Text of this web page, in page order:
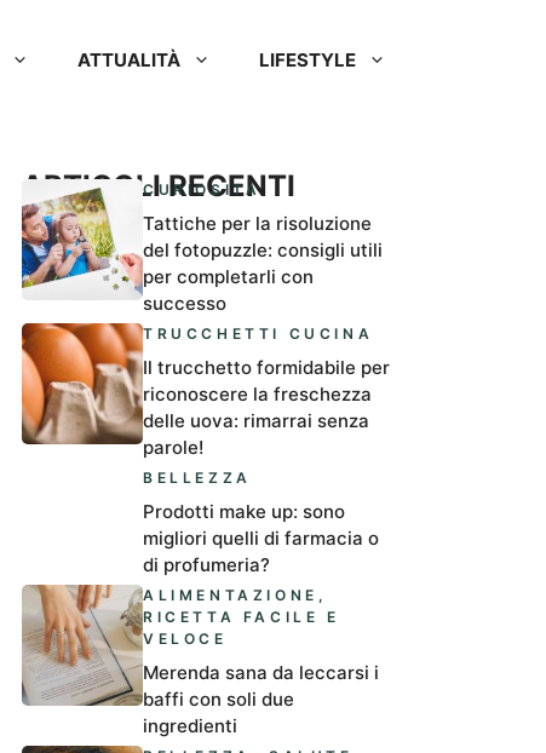
ATTUALITÀ LIFESTYLE
ARTICOLI RECENTI
CURIOSITÀ
Tattiche per la risoluzione
del fotopuzzle: consigli utili
per completarli con
successo
TRUCCHETTI CUCINA
Il trucchetto formidabile per
riconoscere la freschezza
delle uova: rimarrai senza
parole!
BELLEZZA
Prodotti make up: sono
migliori quelli di farmacia o
di profumeria?
ALIMENTAZIONE ,
RICETTA FACILE E
VELOCE
Merenda sana da leccarsi i
baffi con soli due
ingredienti